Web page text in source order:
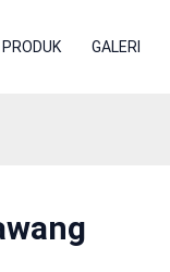
PRODUK GALERI